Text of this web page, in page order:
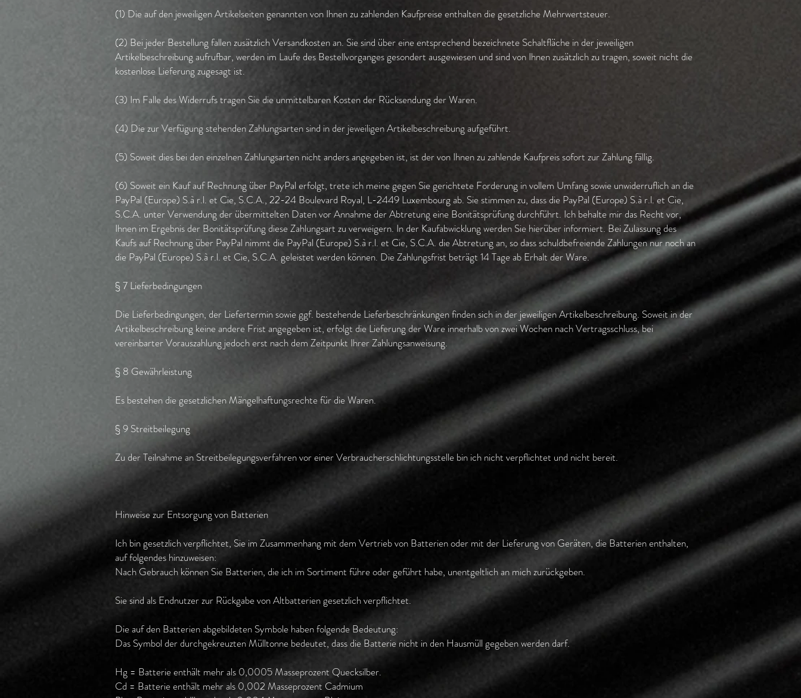
(1) Die auf den jeweiligen Artikelseiten genannten von Ihnen zu zahlenden Kaufpreise enthalten die gesetzliche Mehrwertsteuer.
(2) Bei jeder Bestellung fallen zusätzlich Versandkosten an. Sie sind über eine entsprechend bezeichnete Schaltfläche in der jeweiligen
Artikelbeschreibung aufrufbar, werden im Laufe des Bestellvorganges gesondert ausgewiesen und sind von Ihnen zusätzlich zu tragen, soweit nicht die
kostenlose Lieferung zugesagt ist.
(3) Im Falle des Widerrufs tragen Sie die unmittelbaren Kosten der Rücksendung der Waren.
(4) Die zur Verfügung stehenden Zahlungsarten sind in der jeweiligen Artikelbeschreibung aufgeführt.
(5) Soweit dies bei den einzelnen Zahlungsarten nicht anders angegeben ist, ist der von Ihnen zu zahlende Kaufpreis sofort zur Zahlung fällig.
(6) Soweit ein Kauf auf Rechnung über PayPal erfolgt, trete ich meine gegen Sie gerichtete Forderung in vollem Umfang sowie unwiderruflich an die
PayPal (Europe) S.à r.l. et Cie, S.C.A., 22-24 Boulevard Royal, L-2449 Luxembourg ab. Sie stimmen zu, dass die PayPal (Europe) S.à r.l. et Cie,
S.C.A. unter Verwendung der übermittelten Daten vor Annahme der Abtretung eine Bonitätsprüfung durchführt. Ich behalte mir das Recht vor,
Ihnen im Ergebnis der Bonitätsprüfung diese Zahlungsart zu verweigern. In der Kaufabwicklung werden Sie hierüber informiert. Bei Zulassung des
Kaufs auf Rechnung über PayPal nimmt die PayPal (Europe) S.à r.l. et Cie, S.C.A. die Abtretung an, so dass schuldbefreiende Zahlungen nur noch an
die PayPal (Europe) S.à r.l. et Cie, S.C.A. geleistet werden können. Die Zahlungsfrist beträgt 14 Tage ab Erhalt der Ware.
§ 7 Lieferbedingungen
Die Lieferbedingungen, der Liefertermin sowie ggf. bestehende Lieferbeschränkungen finden sich in der jeweiligen Artikelbeschreibung. Soweit in der
Artikelbeschreibung keine andere Frist angegeben ist, erfolgt die Lieferung der Ware innerhalb von zwei Wochen nach Vertragsschluss, bei
vereinbarter Vorauszahlung jedoch erst nach dem Zeitpunkt Ihrer Zahlungsanweisung.
§ 8 Gewährleistung
Es bestehen die gesetzlichen Mängelhaftungsrechte für die Waren.
​§ 9 Streitbeilegung
Zu der Teilnahme an Streitbeilegungsverfahren vor einer Verbraucherschlichtungsstelle bin ich nicht verpflichtet und nicht bereit.
Hinweise zur Entsorgung von Batterien
Ich bin gesetzlich verpflichtet, Sie im Zusammenhang mit dem Vertrieb von Batterien oder mit der Lieferung von Geräten, die Batterien enthalten,
auf folgendes hinzuweisen:
Nach Gebrauch können Sie Batterien, die ich im Sortiment führe oder geführt habe, unentgeltlich an mich zurückgeben.
Sie sind als Endnutzer zur Rückgabe von Altbatterien gesetzlich verpflichtet.
Die auf den Batterien abgebildeten Symbole haben folgende Bedeutung:
Das Symbol der durchgekreuzten Mülltonne bedeutet, dass die Batterie nicht in den Hausmüll gegeben werden darf.
Hg = Batterie enthält mehr als 0,0005 Masseprozent Quecksilber.
Cd = Batterie enthält mehr als 0,002 Masseprozent Cadmium